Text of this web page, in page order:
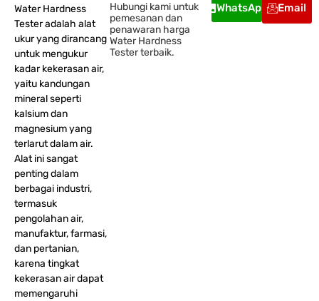
Water Hardness
Tester adalah alat
ukur yang dirancang
untuk mengukur
kadar kekerasan air,
yaitu kandungan
mineral seperti
kalsium dan
magnesium yang
terlarut dalam air.
Alat ini sangat
penting dalam
berbagai industri,
termasuk
pengolahan air,
manufaktur, farmasi,
dan pertanian,
karena tingkat
kekerasan air dapat
memengaruhi
Hubungi kami untuk
pemesanan dan
penawaran harga
Water Hardness
Tester terbaik.
WhatsApp Email